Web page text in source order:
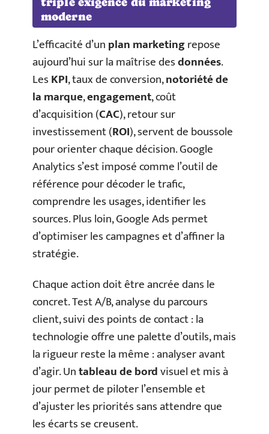
moderne
L’efficacité d’unplan marketingrepose
aujourd’hui sur la maîtrise desdonnées.
LesKPI, taux de conversion,notoriété de
la marque,engagement, coût
d’acquisition (CAC), retour sur
investissement (ROI), servent de boussole
pour orienter chaque décision. Google
Analytics s’est imposé comme l’outil de
référence pour décoder le trafic,
comprendre les usages, identifier les
sources. Plus loin, Google Ads permet
d’optimiser les campagnes et d’affiner la
stratégie.
Chaque action doit être ancrée dans le
concret. Test A/B, analyse du parcours
client, suivi des points de contact : la
technologie offre une palette d’outils, mais
la rigueur reste la même : analyser avant
d’agir. Untableau de bordvisuel et mis à
jour permet de piloter l’ensemble et
d’ajuster les priorités sans attendre que
les écarts se creusent.